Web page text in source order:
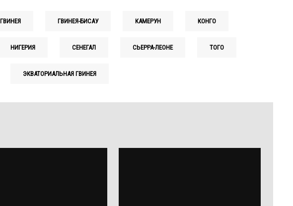
ГВИНЕЯ ГВИНЕЯ-БИСАУ КАМЕРУН КОНГО
НИГЕРИЯ СЕНЕГАЛ СЬЕРРА-ЛЕОНЕ ТОГО
ЭКВАТОРИАЛЬНАЯ ГВИНЕЯ